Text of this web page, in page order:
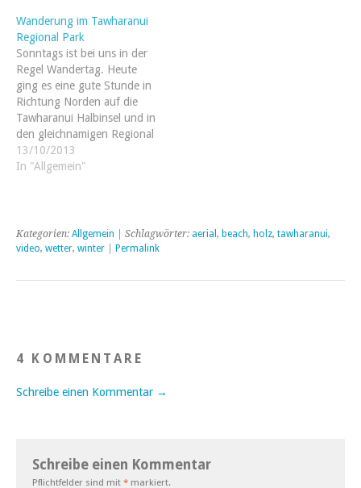
Wanderung im Tawharanui
Regional Park
Sonntags ist bei uns in der
Regel Wandertag. Heute
ging es eine gute Stunde in
Richtung Norden auf die
Tawharanui Halbinsel und in
den gleichnamigen Regional
Park. Um es kurz zu
machen: das war bis dato
13/10/2013
In "Allgemein"
Kategorien: Allgemein | Schlagwörter: aerial , beach, holz, tawharanui,
video, wetter, winter Permalink
4 KOMMENTARE
Schreibe einen Kommentar →
Schreibe einen Kommentar
Pflichtfelder sind mit * markiert.